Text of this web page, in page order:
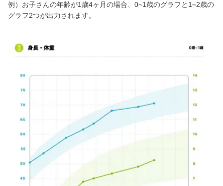
例）お子さんの年齢が1歳4ヶ月の場合、0~1歳のグラフと1~2歳の
グラフ2つが出力されます。